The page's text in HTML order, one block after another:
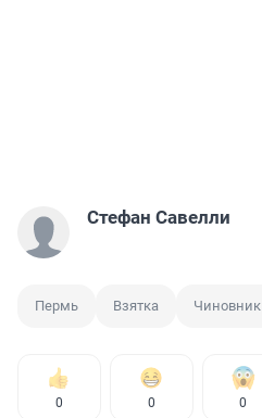
Стефан Савелли
Пермь Взятка Чиновник
0 0 0